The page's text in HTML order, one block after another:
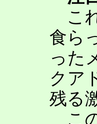
こ
食ら
った
クア
残る
こ